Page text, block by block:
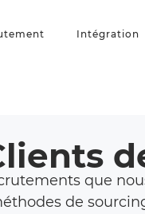
Intégration
que
de